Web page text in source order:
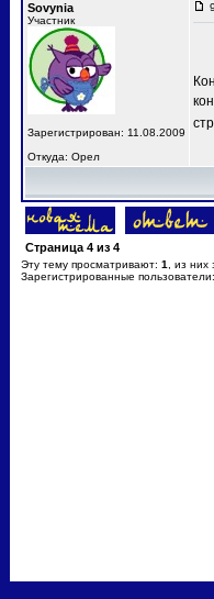
Sovynia
Участник
Зарегистрирован: 11.08.2009
Откуда: Орел
Страница 4 из 4
Эту тему просматривают: 1
, из
Зарегистрированные